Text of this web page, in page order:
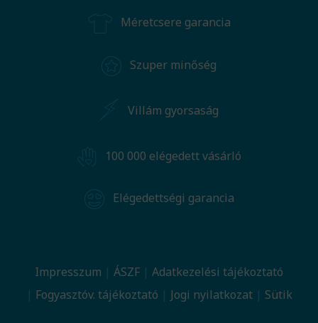
Méretcsere garancia
Szuper minőség
Villám gyorsaság
100 000 elégedett vásárló
Elégedettségi garancia
Impresszum ÁSZF
Adatkezelési tájékoztató
Fogyasztóv. tájékoztató
Jogi nyilatkozat Sütik